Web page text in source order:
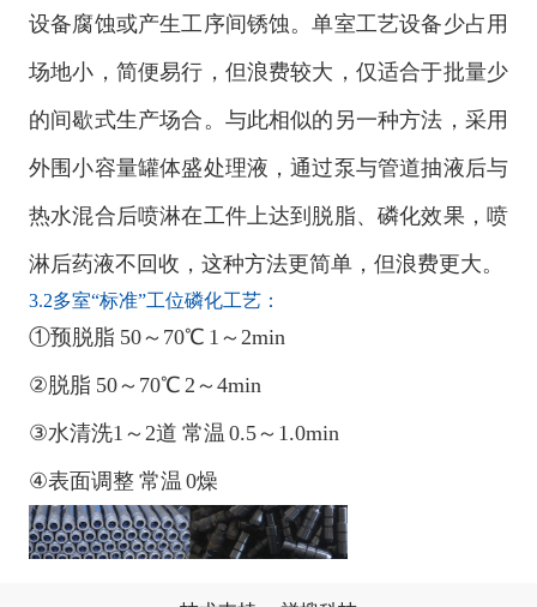
设备腐蚀或产生工序间锈蚀。单室工艺设备少占用
场地小，简便易行，但浪费较大，仅适合于批量少
的间歇式生产场合。与此相似的另一种方法，采用
外围小容量罐体盛处理液，通过泵与管道抽液后与
热水混合后喷淋在工件上达到脱脂、磷化效果，喷
淋后药液不回收，这种方法更简单，但浪费更大。
3.2多室“标准”工位磷化工艺：
①预脱脂 50～70℃ 1～2min
②脱脂 50～70℃ 2～4min
③水清洗1～2道 常温 0.5～1.0min
④表面调整 常温 0燥